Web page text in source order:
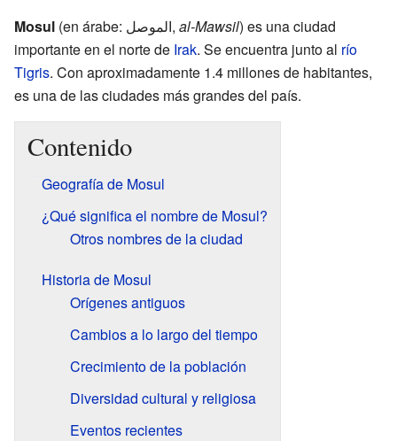
Mosul (en árabe: الموصل, al-Mawsil) es una ciudad
importante en el norte de Irak. Se encuentra junto al río
Tigris. Con aproximadamente 1.4 millones de habitantes,
es una de las ciudades más grandes del país.
Contenido
Geografía de Mosul
¿Qué significa el nombre de Mosul?
Otros nombres de la ciudad
Historia de Mosul
Orígenes antiguos
Cambios a lo largo del tiempo
Crecimiento de la población
Diversidad cultural y religiosa
Eventos recientes